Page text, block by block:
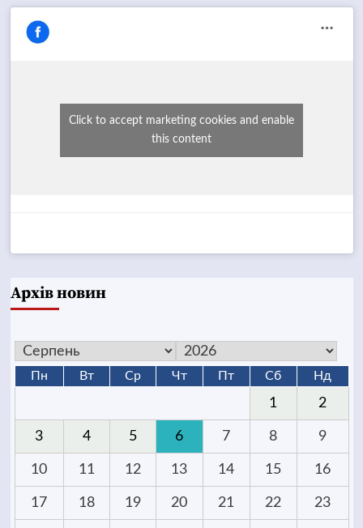
Click to accept marketing cookies and enable
this content
Архів новин
Пн Вт Ср Чт Пт Сб Нд
1 2
3 4 5 6 7 8 9
10 11 12 13 14 15 16
17 18 19 20 21 22 23